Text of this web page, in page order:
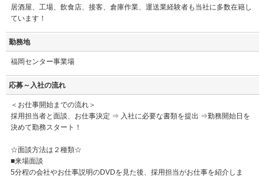
居酒屋、工場、飲食店、接客、倉庫作業、運送業経験者も当社に多数在籍し
ています！
勤務地
福岡センター事業場
応募～入社の流れ
＜お仕事開始までの流れ＞
採用担当者と面談、お仕事決定 ⇒ 入社に必要な書類を提出 ⇒勤務開始日を
決めて勤務スタート！
☆面談方法は２種類☆
■来場面談
5分程の会社やお仕事説明のDVDを見た後、採用担当がお仕事を紹介しま